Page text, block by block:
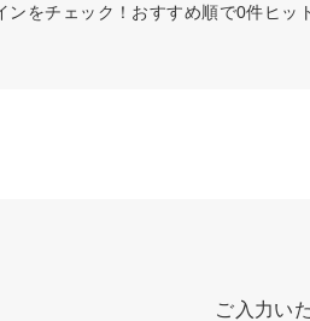
ンをチェック！おすすめ順で0件ヒ
ご入力い